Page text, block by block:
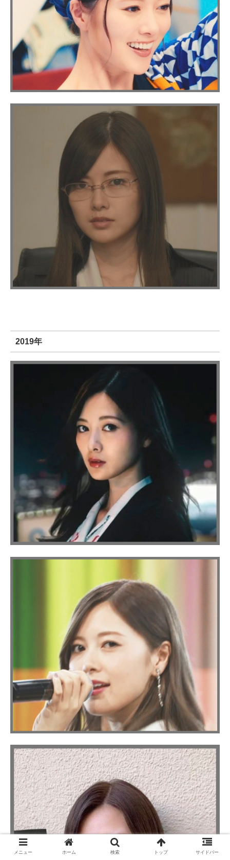
2019年
メニュー ホーム 検索 トップ サイドバー